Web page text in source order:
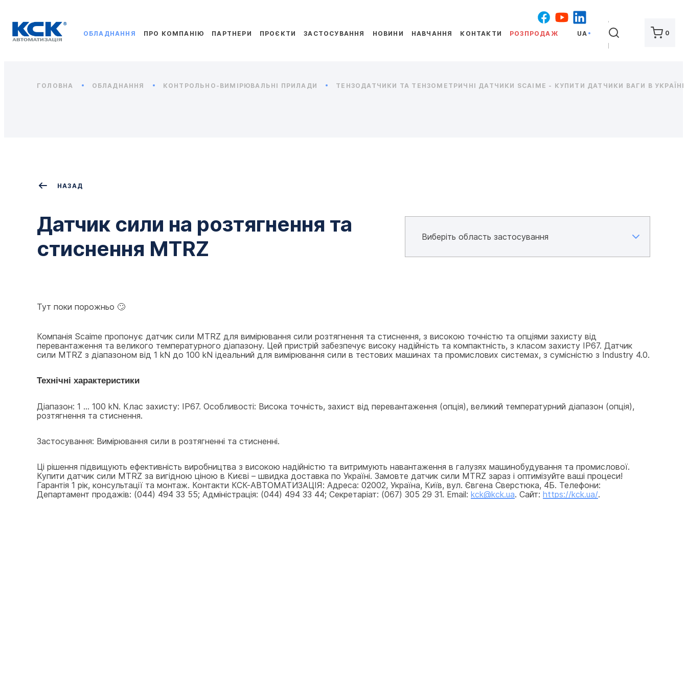
ОБЛАДНАННЯ ПРО КОМПАНІЮ ПАРТНЕРИ ПРОЄКТИ ЗАСТОСУВАННЯ НОВИНИ НАВЧАННЯ КОНТАКТИ РОЗПРОДАЖ UA ШУКАТИ 0
ГОЛОВНА ОБЛАДНАННЯ КОНТРОЛЬНО-ВИМІРЮВАЛЬНІ ПРИЛАДИ ТЕНЗОДАТЧИКИ ТА ТЕНЗОМЕТРИЧНІ ДАТЧИКИ SCAIME - КУПИТИ ДАТЧИКИ ВАГИ В
НАЗАД
Датчик сили на розтягнення та
стиснення MTRZ
Тут поки порожньо 🙄
Компанія Scaime пропонує датчик сили MTRZ для вимірювання сили розтягнення та стиснення, з високою точністю та опціями захисту від
перевантаження та великого температурного діапазону. Цей пристрій забезпечує високу надійність та компактність, з класом захисту IP67. Датчик
сили MTRZ з діапазоном від 1 kN до 100 kN ідеальний для вимірювання сили в тестових машинах та промислових системах, з сумісністю з Industry 4.0.
Технічні характеристики
Діапазон: 1 ... 100 kN. Клас захисту: IP67. Особливості: Висока точність, захист від перевантаження (опція), великий температурний діапазон (опція),
розтягнення та стиснення.
Застосування: Вимірювання сили в розтягненні та стисненні.
Ці рішення підвищують ефективність виробництва з високою надійністю та витримують навантаження в галузях машинобудування та промислової.
Купити датчик сили MTRZ за вигідною ціною в Києві – швидка доставка по Україні. Замовте датчик сили MTRZ зараз і оптимізуйте ваші процеси!
Гарантія 1 рік, консультації та монтаж. Контакти КСК-АВТОМАТИЗАЦІЯ: Адреса: 02002, Україна, Київ, вул. Євгена Сверстюка, 4Б. Телефони:
Департамент продажів: (044) 494 33 55; Адміністрація: (044) 494 33 44; Секретаріат: (067) 305 29 31. Email: kck@kck.ua. Сайт: https://kck.ua/.